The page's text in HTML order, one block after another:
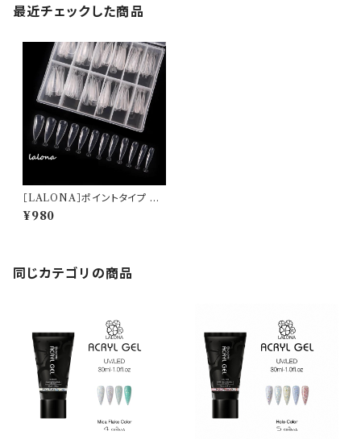
最近チェックした商品
［LALONA］ポイントタイプ ア
クリリックネイルフォーム ( 12サ
イズ)
¥980
同じカテゴリの商品